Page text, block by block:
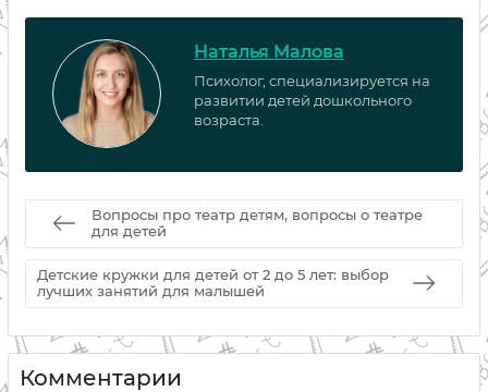
Наталья Малова
Психолог, специализируется на
развитии детей дошкольного
возраста.
Вопросы про театр детям, вопросы о театре
для детей
Детские кружки для детей от 2 до 5 лет: выбор
лучших занятий для малышей
Комментарии